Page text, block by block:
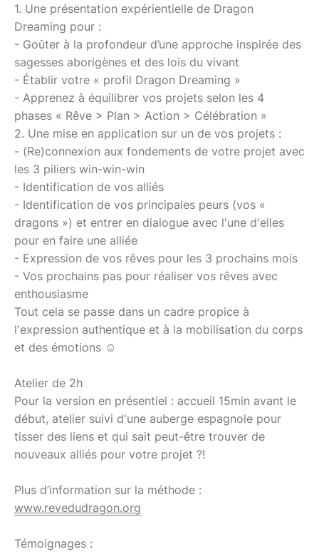
1. Une présentation expérientielle de Dragon
Dreaming pour :
- Goûter à la profondeur d’une approche inspirée des
sagesses aborigènes et des lois du vivant
- Établir votre « profil Dragon Dreaming »
- Apprenez à équilibrer vos projets selon les 4
phases « Rêve > Plan > Action > Célébration »
2. Une mise en application sur un de vos projets :
- (Re)connexion aux fondements de votre projet avec
les 3 piliers win-win-win
- Identification de vos alliés
- Identification de vos principales peurs (vos «
dragons ») et entrer en dialogue avec l'une d'elles
pour en faire une alliée
- Expression de vos rêves pour les 3 prochains mois
- Vos prochains pas pour réaliser vos rêves avec
enthousiasme
Tout cela se passe dans un cadre propice à
l'expression authentique et à la mobilisation du corps
et des émotions ☺️
Atelier de 2h
Pour la version en présentiel : accueil 15min avant le
début, atelier suivi d'une auberge espagnole pour
tisser des liens et qui sait peut-être trouver de
nouveaux alliés pour votre projet ?!
Plus d’information sur la méthode :
www.revedudragon.org
Témoignages :